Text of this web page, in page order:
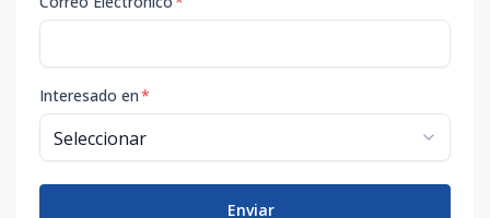
Interesado en*
Enviar